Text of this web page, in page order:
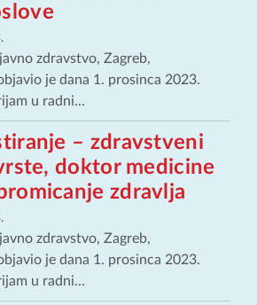
zdravstvo, Zagreb,
je dana 1. prosinca 2023.
u radni...
– zdravstveni
doktor medicine
zdravlja
zdravstvo, Zagreb,
je dana 1. prosinca 2023.
u radni...